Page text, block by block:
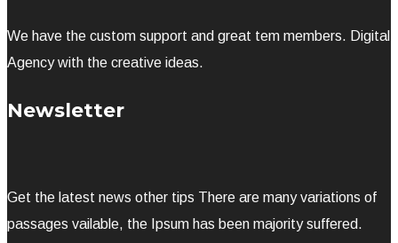
We have the custom support and great tem members. Digital
Agency with the creative ideas.
Newsletter
Get the latest news other tips There are many variations of
passages vailable, the Ipsum has been majority suffered.